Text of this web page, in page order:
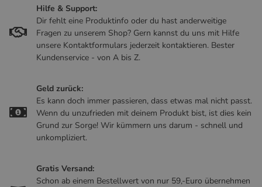
Hilfe & Support:
Dir fehlt eine Produktinfo oder du hast anderweitige
Fragen zu unserem Shop? Gern kannst du uns mit Hilfe
unsere Kontaktformulars jederzeit kontaktieren. Bester
Kundenservice - von A bis Z.
Geld zurück:
Es kann doch immer passieren, dass etwas mal nicht passt.
Wenn du unzufrieden mit deinem Produkt bist, ist dies kein
Grund zur Sorge! Wir kümmern uns darum - schnell und
unkompliziert.
Gratis Versand:
Schon ab einem Bestellwert von nur 59,-Euro übernehmen